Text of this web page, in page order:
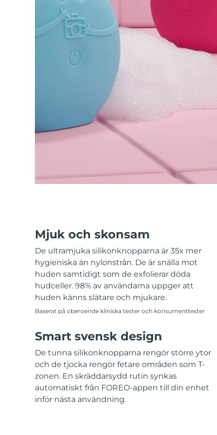
Mjuk och skonsam
De ultramjuka silikonknopparna är 35x mer
hygieniska än nylonstrån. De är snälla mot
huden samtidigt som de exfolierar döda
hudceller. 98% av användarna uppger att
huden känns slätare och mjukare.
Baserat på oberoende kliniska tester och konsumenttester
Smart svensk design
De tunna silikonknopparna rengör större ytor
och de tjocka rengör fetare områden som T-
zonen. En skräddarsydd rutin synkas
automatiskt från FOREO-appen till din enhet
inför nästa användning.